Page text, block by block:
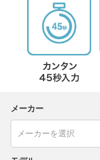
メーカー